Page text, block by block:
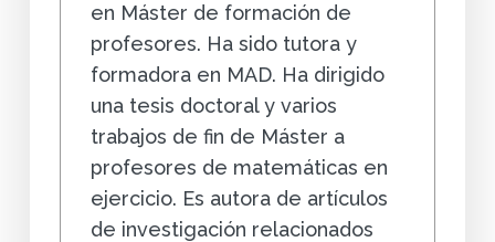
en Máster de formación de
profesores. Ha sido tutora y
formadora en MAD. Ha dirigido
una tesis doctoral y varios
trabajos de fin de Máster a
profesores de matemáticas en
ejercicio. Es autora de artículos
de investigación relacionados